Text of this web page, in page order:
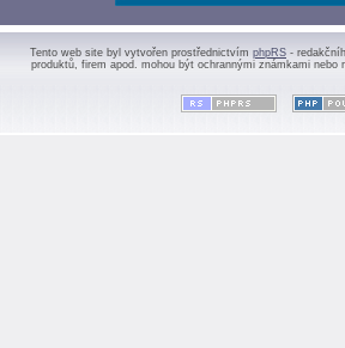
Tento web site byl vytvořen prostřednictvím phpRS -
produktů, firem apod. mohou být ochrannými známkami